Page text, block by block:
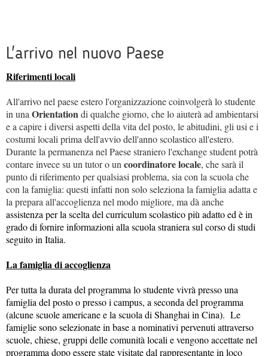
L'arrivo nel nuovo Paese
Riferimenti locali
All'arrivo nel paese estero l'organizzazione coinvolgerà lo studente
in unaOrientationdi qualche giorno, che lo aiuterà ad ambientarsi
e a capire i diversi aspetti della vita del posto, le abitudini, gli usi e i
costumi locali prima dell'avvio dell'anno scolastico all'estero.
Durante la permanenza nel Paese straniero l'exchange student potrà
contare invece su un tutor o uncoordinatore locale, che sarà il
punto di riferimento per qualsiasi problema, sia con la scuola che
con la famiglia: questi infatti non solo seleziona la famiglia adatta e
la prepara all'accoglienza nel modo migliore, ma dà anche
assistenza per la scelta del curriculum scolastico più adatto ed è in
grado di fornire informazioni alla scuola straniera sul corso di studi
seguito in Italia.
La famiglia di accoglienza
Per tutta la durata del programma lo studente vivrà presso una
famiglia del posto o presso i campus, a seconda del programma
(alcune scuole americane e la scuola di Shanghai in Cina). Le
famiglie sono selezionate in base a nominativi pervenuti attraverso
scuole, chiese, gruppi delle comunità locali e vengono accettate nel
programma dopo essere state visitate dal rappresentante in loco